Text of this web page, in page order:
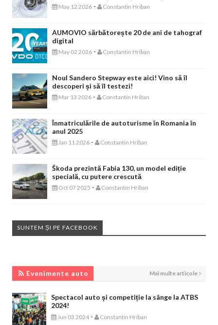
May 12 2026 - Constantin Hriban
AUMOVIO sărbătorește 20 de ani de tahograf
digital
May 02 2026 - Constantin Hriban
Noul Sandero Stepway este aici! Vino să îl
descoperi și să îl testezi!
Mar 13 2026 - Constantin Hriban
Înmatriculările de autoturisme în Romania în
anul 2025
Jan 11 2026 - Constantin Hriban
Škoda prezintă Fabia 130, un model ediție
specială, cu putere crescută
Oct 07 2025 - Constantin Hriban
SUNTEM ȘI PE FACEBOOK
Evenimente auto Mai multe articole
Spectacol auto și competiție la sânge la ATBS
2024!
Jun 03 2024 - Constantin Hriban